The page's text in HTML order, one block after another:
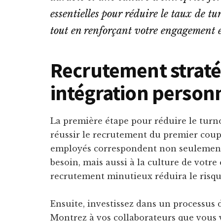
essentielles pour réduire le taux de
tout en renforçant votre engagement
Recrutement
intégration
La première étape pour réduire le
réussir le recrutement du premier
employés correspondent non
besoin, mais aussi à la culture de votre
recrutement minutieux réduira le
Ensuite, investissez dans un
Montrez à vos collaborateurs que vous